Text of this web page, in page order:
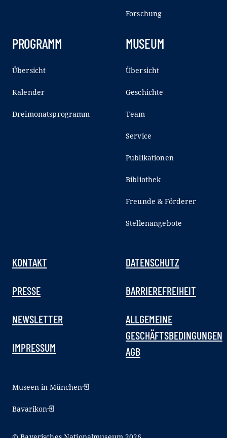
Forschung
PROGRAMM
Übersicht
Kalender
Dreimonatsprogramm
MUSEUM
Übersicht
Geschichte
Team
Service
Publikationen
Bibliothek
Freunde & Förderer
Stellenangebote
KONTAKT
PRESSE
NEWSLETTER
IMPRESSUM
DATENSCHUTZ
BARRIEREFREIHEIT
ALLGEMEINE
GESCHÄFTSBEDINGUNGEN
AGB
Museen in München
Bavarikon